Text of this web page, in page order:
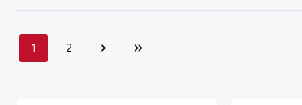
Seite
1 Seite
2